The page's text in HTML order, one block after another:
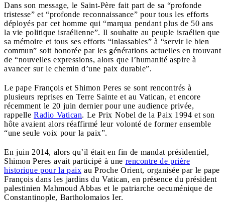
Dans son message, le Saint-Père fait part de sa “profonde
tristesse” et “profonde reconnaissance” pour tous les efforts
déployés par cet homme qui “marqua pendant plus de 50 ans
la vie politique israélienne”. Il souhaite au peuple israélien que
sa mémoire et tous ses efforts “inlassables” à “servir le bien
commun” soit honorée par les générations actuelles en trouvant
de “nouvelles expressions, alors que l’humanité aspire à
avancer sur le chemin d’une paix durable”.
Le pape François et Shimon Peres se sont rencontrés à
plusieurs reprises en Terre Sainte et au Vatican, et encore
récemment le 20 juin dernier pour une audience privée,
rappelle Radio Vatican. Le Prix Nobel de la Paix 1994 et son
hôte avaient alors réaffirmé leur volonté de former ensemble
“une seule voix pour la paix”.
En juin 2014, alors qu’il était en fin de mandat présidentiel,
Shimon Peres avait participé à une rencontre de prière
historique pour la paix au Proche Orient, organisée par le pape
François dans les jardins du Vatican, en présence du président
palestinien Mahmoud Abbas et le patriarche oecuménique de
Constantinople, Bartholomaios Ier.